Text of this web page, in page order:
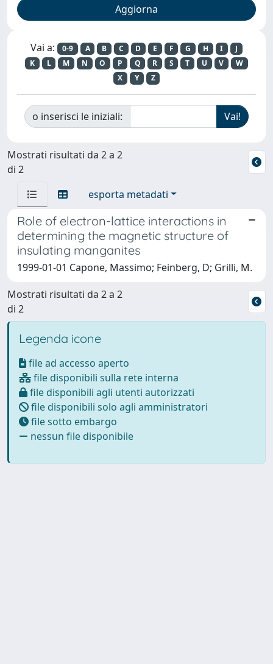
Vai a: 0-9 A B C D E F G H I
J
K
L M N O P Q R S T U V
W
X
Y Z
o inserisci le iniziali:
Mostrati risultati da 2 a 2
di 2
esporta metadati
Role of electron-lattice interactions in
determining the magnetic structure of
insulating manganites
1999-01-01 Capone, Massimo; Feinberg, D; Grilli, M.
Mostrati risultati da 2 a 2
di 2
Legenda icone
file ad accesso aperto
file disponibili sulla rete interna
file disponibili agli utenti autorizzati
file disponibili solo agli amministratori
file sotto embargo
nessun file disponibile